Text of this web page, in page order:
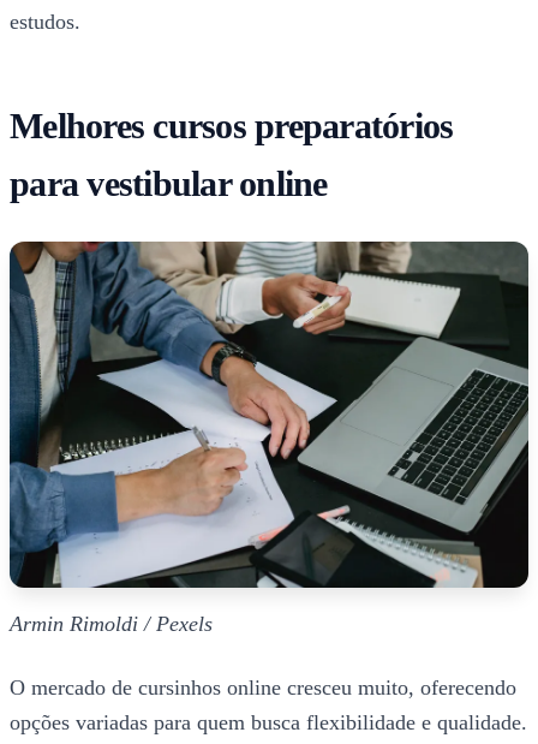
estudos.
Melhores cursos preparatórios
para vestibular online
Armin Rimoldi / Pexels
O mercado de cursinhos online cresceu muito, oferecendo
opções variadas para quem busca flexibilidade e qualidade.